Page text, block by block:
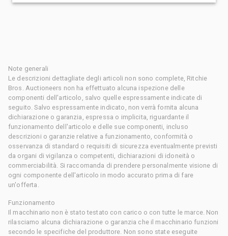
Note generali
Le descrizioni dettagliate degli articoli non sono complete, Ritchie
Bros. Auctioneers non ha effettuato alcuna ispezione delle
componenti dell'articolo, salvo quelle espressamente indicate di
seguito. Salvo espressamente indicato, non verrà fornita alcuna
dichiarazione o garanzia, espressa o implicita, riguardante il
funzionamento dell'articolo e delle sue componenti, incluso
descrizioni o garanzie relative a funzionamento, conformità o
osservanza di standard o requisiti di sicurezza eventualmente previsti
da organi di vigilanza o competenti, dichiarazioni di idoneità o
commerciabilità. Si raccomanda di prendere personalmente visione di
ogni componente dell'articolo in modo accurato prima di fare
un'offerta.
Funzionamento
Il macchinario non è stato testato con carico o con tutte le marce. Non
rilasciamo alcuna dichiarazione o garanzia che il macchinario funzioni
secondo le specifiche del produttore. Non sono state eseguite